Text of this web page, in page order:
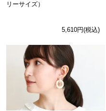
リーサイズ）
5,610円(税込)